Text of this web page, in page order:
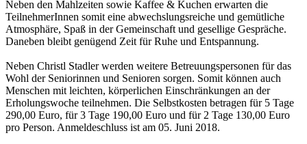
Neben den Mahlzeiten sowie Kaffee & Kuchen erwarten die
TeilnehmerInnen somit eine abwechslungsreiche und gemütliche
Atmosphäre, Spaß in der Gemeinschaft und gesellige Gespräche.
Daneben bleibt genügend Zeit für Ruhe und Entspannung.
Neben Christl Stadler werden weitere Betreuungspersonen für das
Wohl der Seniorinnen und Senioren sorgen. Somit können auch
Menschen mit leichten, körperlichen Einschränkungen an der
Erholungswoche teilnehmen. Die Selbstkosten betragen für 5 Tage
290,00 Euro, für 3 Tage 190,00 Euro und für 2 Tage 130,00 Euro
pro Person. Anmeldeschluss ist am 05. Juni 2018.